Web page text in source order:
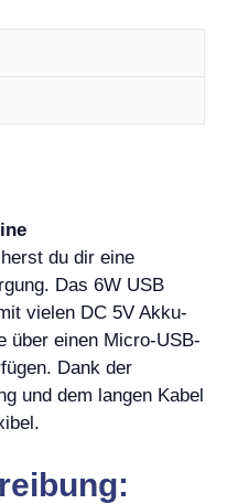
du dir eine
Das 6W USB
vielen DC 5V Akku-
über einen Micro-USB-
Dank der
und dem langen Kabel